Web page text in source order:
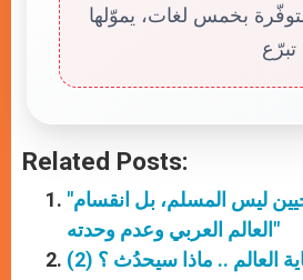
بخمس لغات، يموّلها
Related Posts:
"من يهجًر المسيحيين ليس المسلم، بل انقسام
العالم العربي وعدم وحدته"
العالم .. ماذا سيحدُث ؟ (2)